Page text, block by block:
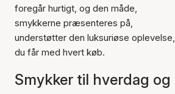
foregår hurtigt, og den måde,
smykkerne præsenteres på,
understøtter den luksuriøse oplevelse,
du får med hvert køb.
Smykker til hverdag og